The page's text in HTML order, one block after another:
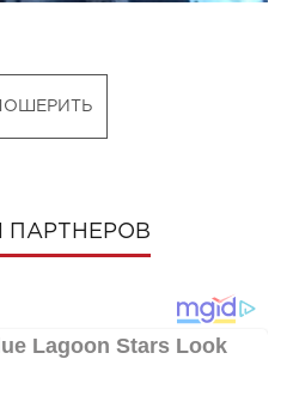
ПАРТНЕРОВ